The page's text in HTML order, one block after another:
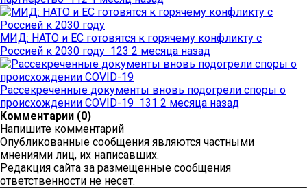
МИД: НАТО и ЕС готовятся к горячему конфликту с
Россией к 2030 году 123 2 месяца назад
Рассекреченные документы вновь подогрели споры о
происхождении COVID-19 131 2 месяца назад
Комментарии (0)
Напишите комментарий
Опубликованные сообщения являются частными
мнениями лиц, их написавших.
Редакция сайта за размещенные сообщения
ответственности не несет.